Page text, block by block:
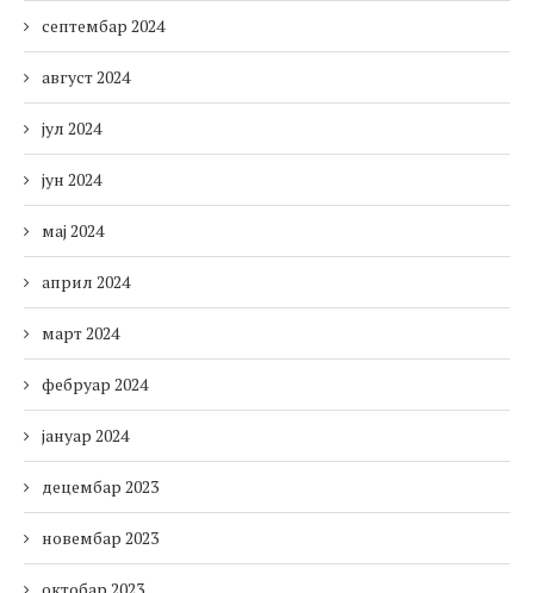
септембар 2024
август 2024
јул 2024
јун 2024
мај 2024
април 2024
март 2024
фебруар 2024
јануар 2024
децембар 2023
новембар 2023